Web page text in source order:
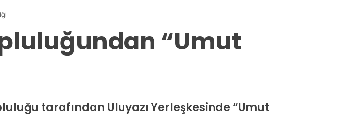
“Umut
tarafından Uluyazı Yerleşkesinde “Umut